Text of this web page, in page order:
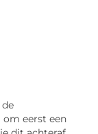
om eerst een